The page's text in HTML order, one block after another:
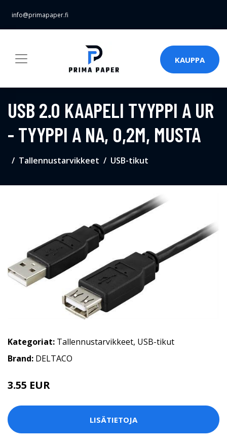
info@primapaper.fi
KAUPPA
USB 2.0 KAAPELI TYYPPI A UR
- TYYPPI A NA, 0,2M, MUSTA
Tallennustarvikkeet USB-tikut
Kategoriat: Tallennustarvikkeet, USB-tikut
Brand: DELTACO
3.55 EUR
LISÄTIETOJA